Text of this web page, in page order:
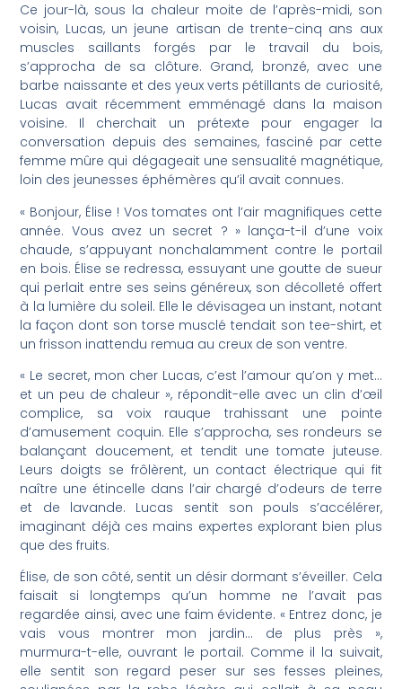
Ce jour-là, sous la chaleur moite de l’après-midi, son
voisin, Lucas, un jeune artisan de trente-cinq ans aux
muscles saillants forgés par le travail du bois,
s’approcha de sa clôture. Grand, bronzé, avec une
barbe naissante et des yeux verts pétillants de curiosité,
Lucas avait récemment emménagé dans la maison
voisine. Il cherchait un prétexte pour engager la
conversation depuis des semaines, fasciné par cette
femme mûre qui dégageait une sensualité magnétique,
loin des jeunesses éphémères qu’il avait connues.
« Bonjour, Élise ! Vos tomates ont l’air magnifiques cette
année. Vous avez un secret ? » lança-t-il d’une voix
chaude, s’appuyant nonchalamment contre le portail
en bois. Élise se redressa, essuyant une goutte de sueur
qui perlait entre ses seins généreux, son décolleté offert
à la lumière du soleil. Elle le dévisagea un instant, notant
la façon dont son torse musclé tendait son tee-shirt, et
un frisson inattendu remua au creux de son ventre.
« Le secret, mon cher Lucas, c’est l’amour qu’on y met…
et un peu de chaleur », répondit-elle avec un clin d’œil
complice, sa voix rauque trahissant une pointe
d’amusement coquin. Elle s’approcha, ses rondeurs se
balançant doucement, et tendit une tomate juteuse.
Leurs doigts se frôlèrent, un contact électrique qui fit
naître une étincelle dans l’air chargé d’odeurs de terre
et de lavande. Lucas sentit son pouls s’accélérer,
imaginant déjà ces mains expertes explorant bien plus
que des fruits.
Élise, de son côté, sentit un désir dormant s’éveiller. Cela
faisait si longtemps qu’un homme ne l’avait pas
regardée ainsi, avec une faim évidente. « Entrez donc, je
vais vous montrer mon jardin… de plus près »,
murmura-t-elle, ouvrant le portail. Comme il la suivait,
elle sentit son regard peser sur ses fesses pleines,